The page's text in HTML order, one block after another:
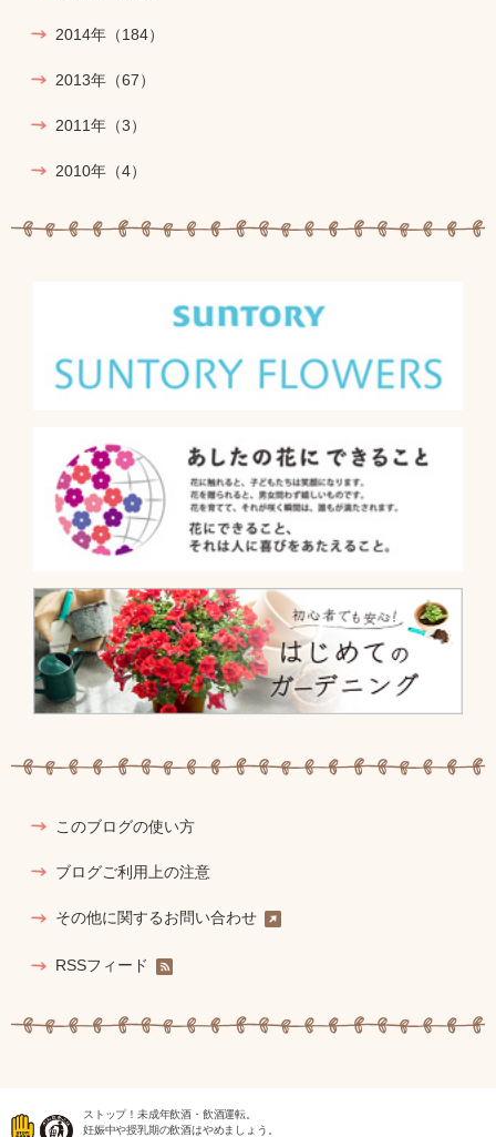
2014年 （184）
2013年 （67）
2011年 （3）
2010年 （4）
このブログの使い方
ブログご利用上の注意
その他に関するお問い合わせ
RSSフィード
ストップ！未成年飲酒・飲酒運転。
妊娠中や授乳期の飲酒はやめましょう。